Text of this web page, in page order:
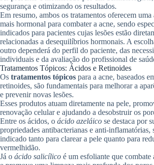
segurança e otimizando os resultados.
Em resumo, ambos os tratamentos oferecem uma
mais hormonal para combater a acne, sendo
indicados para pacientes cujas lesões estão
relacionadas a desequilíbrios hormonais. A
outro dependerá do perfil do paciente, das
individuais e da avaliação do profissional de
Tratamentos Tópicos: Ácidos e Retinoides
Os tratamentos tópicos para a acne, baseados
retinoides, são fundamentais para melhorar a
e prevenir novas lesões.
Esses produtos atuam diretamente na pele,
renovação celular e ajudando a desobstruir os
Entre os ácidos, o ácido azeláico se destaca por
propriedades antibacterianas e anti-inflamatórias,
indicado tanto para clarear a pele quanto para
vermelhidão.
Já o ácido salicílico é um esfoliante que combate